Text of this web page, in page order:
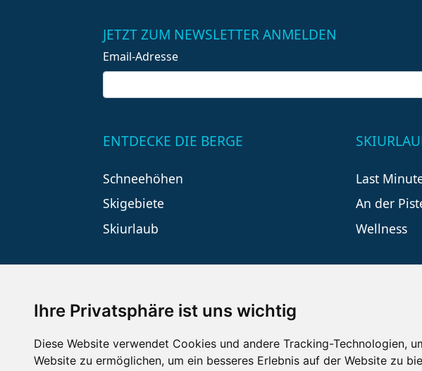
Ihre Privatsphäre ist uns wichtig
Diese Website verwendet Cookies und andere Tracking-Technologien,
Website zu ermöglichen, um ein besseres Erlebnis auf der Website zu
JETZT ZUM NEWSLETTER ANMELDEN
Email-Adresse
ENTDECKE DIE BERGE
Schneehöhen
Skigebiete
Skiurlaub
Last
An der
Wellness
Impressum Datenschutz